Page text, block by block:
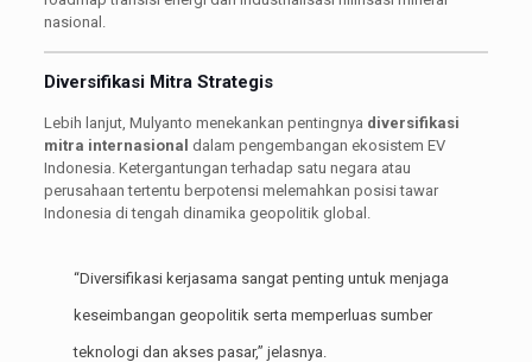
nasional.
Diversifikasi Mitra Strategis
Lebih lanjut, Mulyanto menekankan pentingnya diversifikasi
mitra internasional dalam pengembangan ekosistem EV
Indonesia. Ketergantungan terhadap satu negara atau
perusahaan tertentu berpotensi melemahkan posisi tawar
Indonesia di tengah dinamika geopolitik global.
“Diversifikasi kerjasama sangat penting untuk menjaga
keseimbangan geopolitik serta memperluas sumber
teknologi dan akses pasar,” jelasnya.